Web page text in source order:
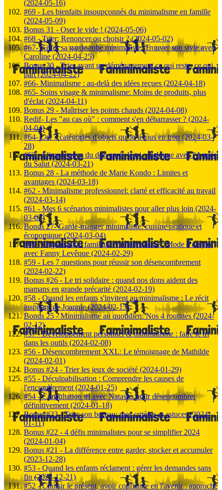
(2024-05-16)
#69 - Les bienfaits insoupçonnés du minimalisme en famille
(2024-05-09)
Bonus 31 - Oser le vide ! (2024-05-06)
#68 - Trier: Renoncer ou choisir ? (2024-05-02)
#67- Kiffer sa garde-robe minimaliste: Trouver son style avec
Caroline (2024-04-25)
Bonus 30 - Trier avant un déménagement ce qui reste, ce qui
part (2024-04-22)
#66- Minimalisme : au-delà des idées reçues (2024-04-18)
#65- Soins visage & minimalisme: Moins de produits, plus
d'éclat (2024-04-11)
Bonus 29 - Maîtriser les points chauds (2024-04-08)
Redif- Les "au cas où" : comment s'en débarrasser ? (2024-
04-04)
#64- Les 7 catégories d'objets qu'on a tous en trop (2024-03-
28)
#63 - L'importance du don après le tri : dialogue avec l'Armée
du Salut (2024-03-21)
Bonus 28 - La méthode de Marie Kondo : Limites et
avantages (2024-03-18)
#62 - Minimalisme professionnel: clarté et efficacité au travail
(2024-03-14)
#61 - Mes 6 scénarios minimalistes pour aller plus loin (2024-
03-07)
Bonus 27- Garde-manger minimaliste: cuisine pratique et
économique (2024-03-04)
#60 - Organisation familiale et minimalisme : Mode d'emploi
avec Fanny Levêque (2024-02-29)
#59 - Les 7 questions pour réussir son désencombrement
(2024-02-22)
Bonus #26 - Le tri solidaire : quand nos dons aident des
mamans en grande précarité (2024-02-19)
#58 - Quand les enfants s'invitent au minimalisme : Le récit
inspirant de Joannie (2024-02-15)
Bonus 25 - Minimalisme au quotidien: Nos 4 routines (2024-
02-12)
#57 - Développement personnel & minimalisme : faire le tri
dans les outils (2024-02-08)
#56 - Désencombrement XXL: Le témoignage de Mathilde
(2024-02-01)
Bonus #24 - Trier les jeux de société (2024-01-29)
#55 - Déculpabilisation : Comprendre les causes de
l'encombrement (2024-01-25)
#54 - Consultation tri avec Natasha pour désencombrer
définitivement (2024-01-18)
Bonus #23 - Trier son bureau: mes critères et astuces (2024-
01-11)
Bonus #22 - 4 défis minimalistes pour se simplifier 2024
(2024-01-04)
Bonus #21 - La différence entre garder, stocker et accumuler
(2023-12-28)
#53 - Quand les enfants réclament : gérer les demandes sans
fin (2023-12-21)
#52 - Choisir le présent, avoir confiance en l'avenir : approche